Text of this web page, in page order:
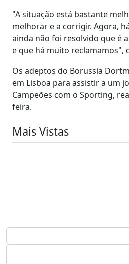
"A situação está bastante
melhorar e a corrigir. Agora,
ainda não foi resolvido que é
e que há muito reclamamos",
Os adeptos do Borussia
em Lisboa para assistir a um
Campeões com o Sporting,
feira.
Mais Vistas